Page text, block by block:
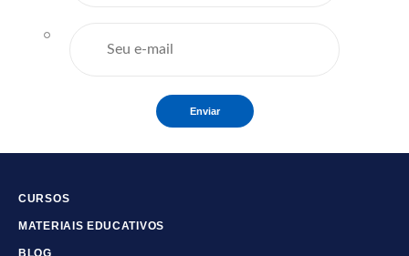
Enviar
CURSOS
MATERIAIS EDUCATIVOS
BLOG